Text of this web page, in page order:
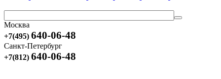
Москва
+7(495) 640-06-48
Санкт-Петербург
+7(812) 640-06-48